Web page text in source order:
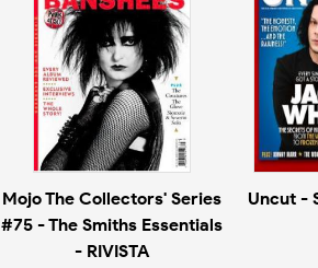
Mojo The Collectors' Series
#75 - The Smiths Essentials
- RIVISTA
Uncut -